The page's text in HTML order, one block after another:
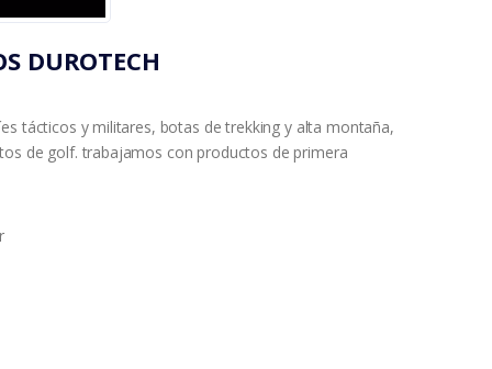
DUROTECH
tácticos y militares, botas de trekking y alta montaña,
de golf. trabajamos con productos de primera